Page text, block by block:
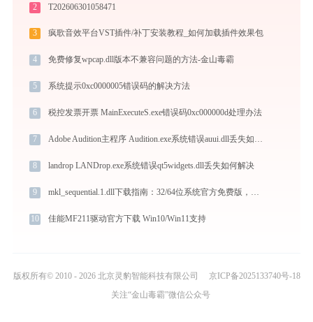
2 T202606301058471
3 疯歌音效平台VST插件/补丁安装教程_如何加载插件效果包
4 免费修复wpcap.dll版本不兼容问题的方法-金山毒霸
5 系统提示0xc0000005错误码的解决方法
6 税控发票开票 MainExecuteS.exe错误码0xc000000d处理办法
7 Adobe Audition主程序 Audition.exe系统错误auui.dll丢失如何解决
8 landrop LANDrop.exe系统错误qt5widgets.dll丢失如何解决
9 mkl_sequential.1.dll下载指南：32/64位系统官方免费版，解决DLL缺失问题
10 佳能MF211驱动官方下载 Win10/Win11支持
版权所有© 2010 - 2026 北京灵豹智能科技有限公司
京ICP备2025133740号-18
关注“金山毒霸”微信公众号